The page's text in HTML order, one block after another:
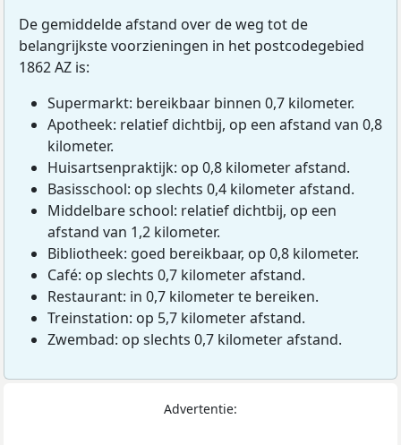
De gemiddelde afstand over de weg tot de
belangrijkste voorzieningen in het postcodegebied
1862 AZ is:
Supermarkt: bereikbaar binnen 0,7 kilometer.
Apotheek: relatief dichtbij, op een afstand van 0,8
kilometer.
Huisartsenpraktijk: op 0,8 kilometer afstand.
Basisschool: op slechts 0,4 kilometer afstand.
Middelbare school: relatief dichtbij, op een
afstand van 1,2 kilometer.
Bibliotheek: goed bereikbaar, op 0,8 kilometer.
Café: op slechts 0,7 kilometer afstand.
Restaurant: in 0,7 kilometer te bereiken.
Treinstation: op 5,7 kilometer afstand.
Zwembad: op slechts 0,7 kilometer afstand.
Advertentie: